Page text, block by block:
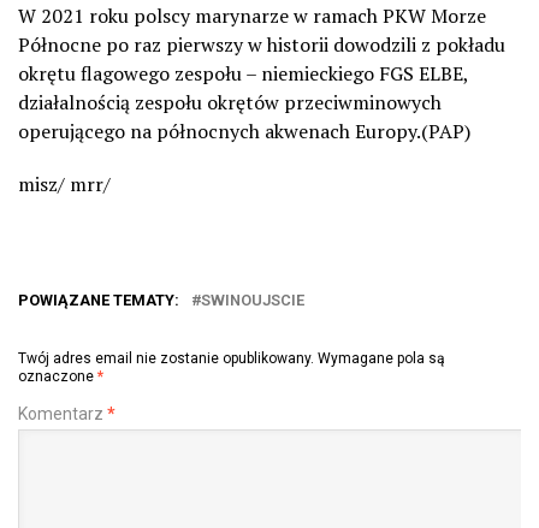
W 2021 roku polscy marynarze w ramach PKW Morze
Północne po raz pierwszy w historii dowodzili z pokładu
okrętu flagowego zespołu – niemieckiego FGS ELBE,
działalnością zespołu okrętów przeciwminowych
operującego na północnych akwenach Europy.(PAP)
misz/ mrr/
POWIĄZANE TEMATY: SWINOUJSCIE
Twój adres email nie zostanie opublikowany. Wymagane pola są
oznaczone *
Komentarz *